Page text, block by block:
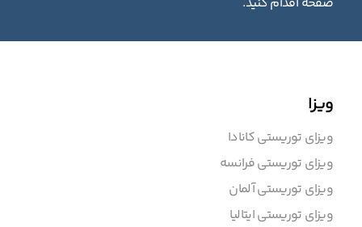
ویزا
ویزای توریستی کانادا
ویزای توریستی فرانسه
ویزای توریستی آلمان
ویزای توریستی ایتالیا